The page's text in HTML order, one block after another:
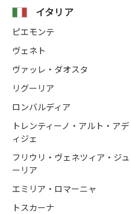
イタリア
ピエモンテ
ヴェネト
ヴァッレ・ダオスタ
リグーリア
ロンバルディア
トレンティーノ・アルト・アデ
ィジェ
フリウリ・ヴェネツィア・ジュ
ーリア
エミリア・ロマーニャ
トスカーナ